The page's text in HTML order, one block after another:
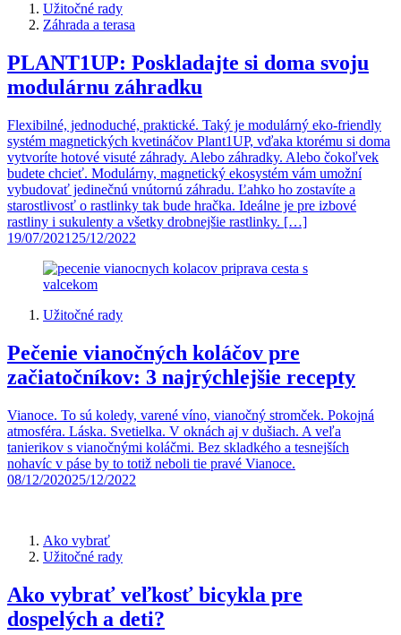
Užitočné rady
Záhrada a terasa
PLANT1UP: Poskladajte si doma svoju
modulárnu záhradku
Flexibilné, jednoduché, praktické. Taký je modulárný eko-friendly
systém magnetických kvetináčov Plant1UP, vďaka ktorému si doma
vytvoríte hotové visuté záhrady. Alebo záhradky. Alebo čokoľvek
budete chcieť. Modulárny, magnetický ekosystém vám umožní
vybudovať jedinečnú vnútornú záhradu. Ľahko ho zostavíte a
starostlivosť o rastlinky tak bude hračka. Ideálne je pre izbové
rastliny i sukulenty a všetky drobnejšie rastlinky. […]
19/07/2021 25/12/2022
Užitočné rady
Pečenie vianočných koláčov pre
začiatočníkov: 3 najrýchlejšie recepty
Vianoce. To sú koledy, varené víno, vianočný stromček. Pokojná
atmosféra. Láska. Svetielka. V oknách aj v dušiach. A veľa
tanierikov s vianočnými koláčmi. Bez skladkého a tesnejších
nohavíc v páse by to totiž neboli tie pravé Vianoce.
08/12/202025/12/2022
Ako vybrať
Užitočné rady
Ako vybrať veľkosť bicykla pre
dospelých a deti?